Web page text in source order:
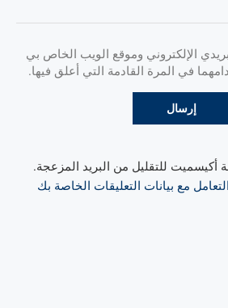
الإلكتروني وموقع الويب الخاص بي
في المرة القادمة التي أعلق فيها.
أكيسميت للتقليل من البريد المزعجة.
مع بيانات التعليقات الخاصة بك